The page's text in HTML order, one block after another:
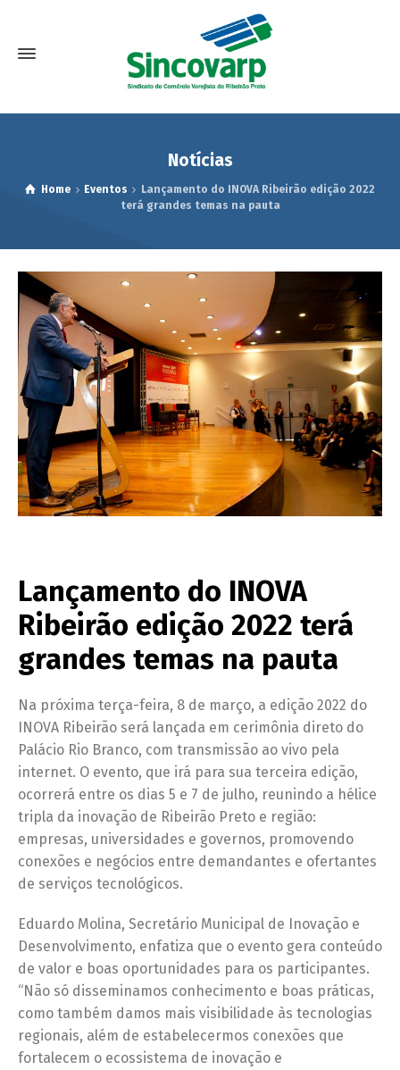
Notícias
Home Eventos
Lançamento do INOVA Ribeirão edição 2022
terá grandes temas na pauta
Lançamento do INOVA
Ribeirão edição 2022 terá
grandes temas na pauta
Na próxima terça-feira, 8 de março, a edição 2022 do
INOVA Ribeirão será lançada em cerimônia direto do
Palácio Rio Branco, com transmissão ao vivo pela
internet. O evento, que irá para sua terceira edição,
ocorrerá entre os dias 5 e 7 de julho, reunindo a hélice
tripla da inovação de Ribeirão Preto e região:
empresas, universidades e governos, promovendo
conexões e negócios entre demandantes e ofertantes
de serviços tecnológicos.
Eduardo Molina, Secretário Municipal de Inovação e
Desenvolvimento, enfatiza que o evento gera conteúdo
de valor e boas oportunidades para os participantes.
“Não só disseminamos conhecimento e boas práticas,
como também damos mais visibilidade às tecnologias
regionais, além de estabelecermos conexões que
fortalecem o ecossistema de inovação e